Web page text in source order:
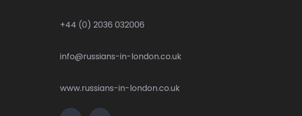
+44 (0) 2036 032006
info@russians-in-london.co.uk
www.russians-in-london.co.uk